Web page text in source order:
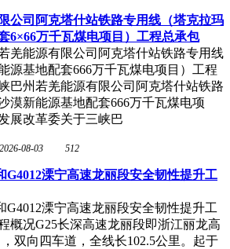
公司阿克塔什站铁路专用线（塔克拉玛
6×66万千瓦煤电项目）工程总承包
羌能源有限公司阿克塔什站铁路专用线
源基地配套666万千瓦煤电项目）工程
巴州若羌能源有限公司阿克塔什站铁路
漠新能源基地配套666万千瓦煤电项
展改革委关于三峡巴
2026-08-03 512
G4012溧宁高速龙丽段安全韧性提升工
G4012溧宁高速龙丽段安全韧性提升工
概况G25长深高速龙丽段即浙江丽龙高
双向四车道，全线长102.5公里。起于